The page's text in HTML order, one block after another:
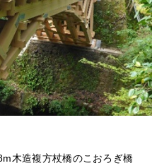
木造複方杖橋のこおろぎ橋